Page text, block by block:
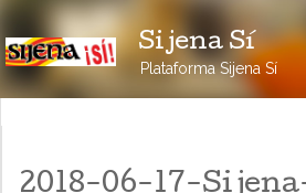
Sijena Sí
Plataforma Sijena Sí
2018-06-17-